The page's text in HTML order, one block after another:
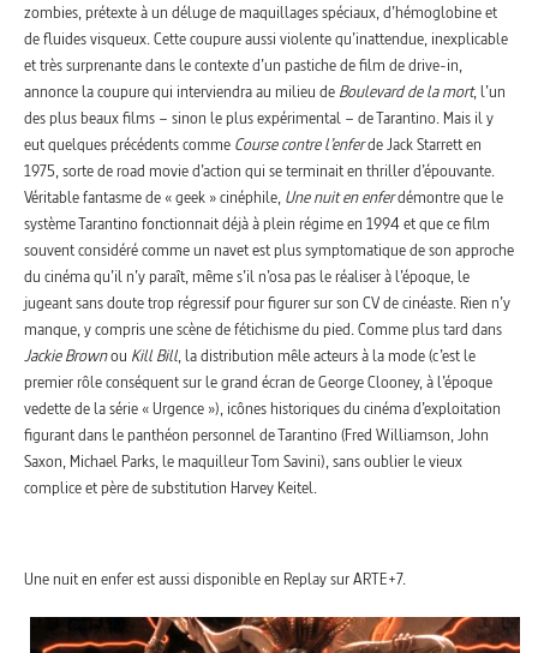
zombies, prétexte à un déluge de maquillages spéciaux, d’hémoglobine et
de fluides visqueux. Cette coupure aussi violente qu’inattendue, inexplicable
et très surprenante dans le contexte d’un pastiche de film de drive-in,
annonce la coupure qui interviendra au milieu de Boulevard de la mort, l’un
des plus beaux films – sinon le plus expérimental – de Tarantino. Mais il y
eut quelques précédents comme Course contre l’enferde Jack Starrett en
1975, sorte de road movie d’action qui se terminait en thriller d’épouvante.
Véritable fantasme de « geek » cinéphile, Une nuit en enferdémontre que le
système Tarantino fonctionnait déjà à plein régime en 1994 et que ce film
souvent considéré comme un navet est plus symptomatique de son approche
du cinéma qu’il n’y paraît, même s’il n’osa pas le réaliser à l’époque, le
jugeant sans doute trop régressif pour figurer sur son CV de cinéaste. Rien n’y
manque, y compris une scène de fétichisme du pied. Comme plus tard dans
Jackie Brownou Kill Bill, la distribution mêle acteurs à la mode (c’est le
premier rôle conséquent sur le grand écran de George Clooney, à l’époque
vedette de la série « Urgence »), icônes historiques du cinéma d’exploitation
figurant dans le panthéon personnel de Tarantino (Fred Williamson, John
Saxon, Michael Parks, le maquilleur Tom Savini), sans oublier le vieux
complice et père de substitution Harvey Keitel.
Une nuit en enfer est aussi disponible en Replay sur ARTE+7.